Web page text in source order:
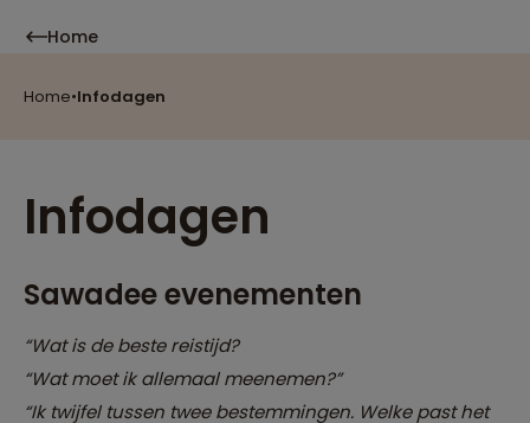
Home
Home•Infodagen
Infodagen
Sawadee evenementen
“Wat is de beste reistijd?
“Wat moet ik allemaal meenemen?”
“Ik twijfel tussen twee bestemmingen. Welke past het